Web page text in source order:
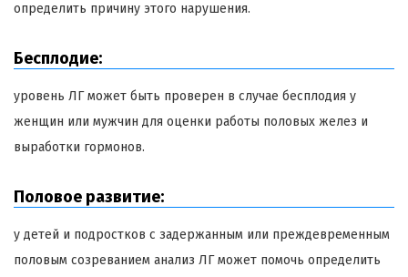
определить причину этого нарушения.
Бесплодие:
уровень ЛГ может быть проверен в случае бесплодия у
женщин или мужчин для оценки работы половых желез и
выработки гормонов.
Половое развитие:
у детей и подростков с задержанным или преждевременным
половым созреванием анализ ЛГ может помочь определить